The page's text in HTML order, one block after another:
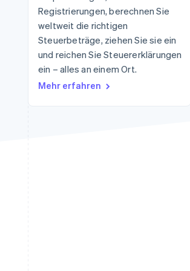
Stripe-Sessions
Erfahren Sie, wie
Lösungen für die
Registrierungen, berechnen Sie
weltweit die richtigen
Steuerbeträge, ziehen Sie sie ein
und reichen Sie Steuererklärungen
ein – alles an einem Ort.
Mehr erfahren